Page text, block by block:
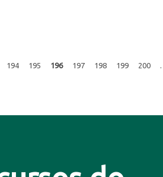
194 195 196 197 198 199 200